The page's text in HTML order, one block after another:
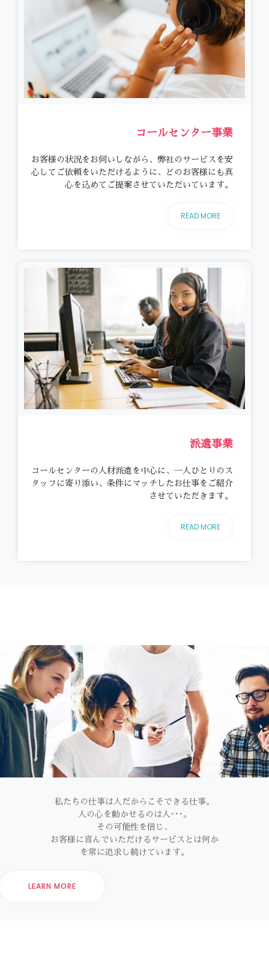
コールセンター事業
お客様の状況をお伺いしながら、弊社のサービスを安
心してご依頼をいただけるように、どのお客様にも真
心を込めてご提案させていただいています。
READ MORE
派遣事業
コールセンターの人材派遣を中心に、一人ひとりのス
タッフに寄り添い、条件にマッチしたお仕事をご紹介
させていただきます。
READ MORE
私たちの仕事は人だからこそできる仕事。
人の心を動かせるのは人･･･。
その可能性を信じ、
お客様に喜んでいただけるサービスとは何か
を常に追求し続けています。​
LEARN MORE